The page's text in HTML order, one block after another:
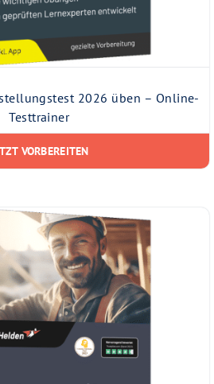
2026 üben – Online-
Testtrainer
VORBEREITEN